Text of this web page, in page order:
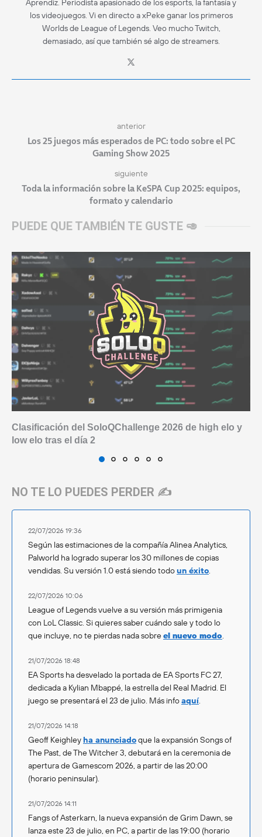
Aprendiz. Periodista apasionado de los esports, la fantasía y
los videojuegos. Vi en directo a xPeke ganar los primeros
Worlds de League of Legends. Veo mucho Twitch,
demasiado, así que también sé algo de streamers.
anterior
Los 25 juegos más esperados de PC: todo sobre el PC
Gaming Show 2025
siguiente
Toda la información sobre la KeSPA Cup 2025: equipos,
formato y calendario
PUEDE QUE TAMBIÉN TE GUSTE 🥑
Clasificación del SoloQChallenge 2026 de high elo y
low elo tras el día 2
NO TE LO PUEDES PERDER ✍️
22/07/2026 19:36
Según las estimaciones de la compañía Alinea Analytics,
Palworld ha logrado superar los 30 millones de copias
vendidas. Su versión 1.0 está siendo todoun éxito.
22/07/2026 10:06
League of Legends vuelve a su versión más primigenia
con LoL Classic. Si quieres saber cuándo sale y todo lo
que incluye, no te pierdas nada sobreel nuevo modo.
21/07/2026 18:48
EA Sports ha desvelado la portada de EA Sports FC 27,
dedicada a Kylian Mbappé, la estrella del Real Madrid. El
juego se presentará el 23 de julio. Más infoaquí.
21/07/2026 14:18
Geoff Keighley ha anunciadoque la expansión Songs of
The Past, de The Witcher 3, debutará en la ceremonia de
apertura de Gamescom 2026, a partir de las 20:00
(horario peninsular).
21/07/2026 14:11
Fangs of Asterkarn, la nueva expansión de Grim Dawn, se
lanza este 23 de julio, en PC, a partir de las 19:00 (horario